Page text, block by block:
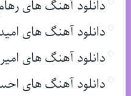
دانلود آهنگ های
دانلود آهنگ های
دانلود آهنگ های
دانلود آهنگ های